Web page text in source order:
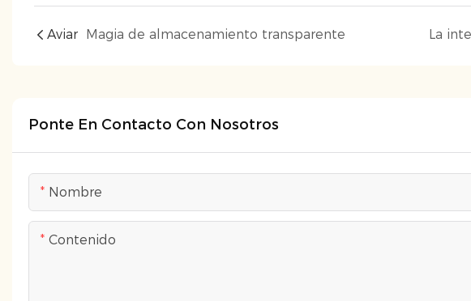
Aviar Magia de almacenamiento transparente
Ponte En Contacto Con Nosotros
Nombre
Contenido